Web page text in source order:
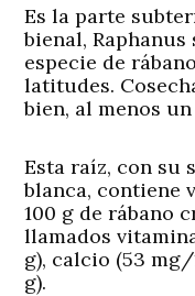
Es la parte
bienal,
especie de
latitudes.
bien, al menos
Esta raíz, con su
blanca, contiene
100 g de rábano
llamados
g), calcio (53
g).